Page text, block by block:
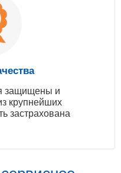
защищены и
крупнейших
застрахована